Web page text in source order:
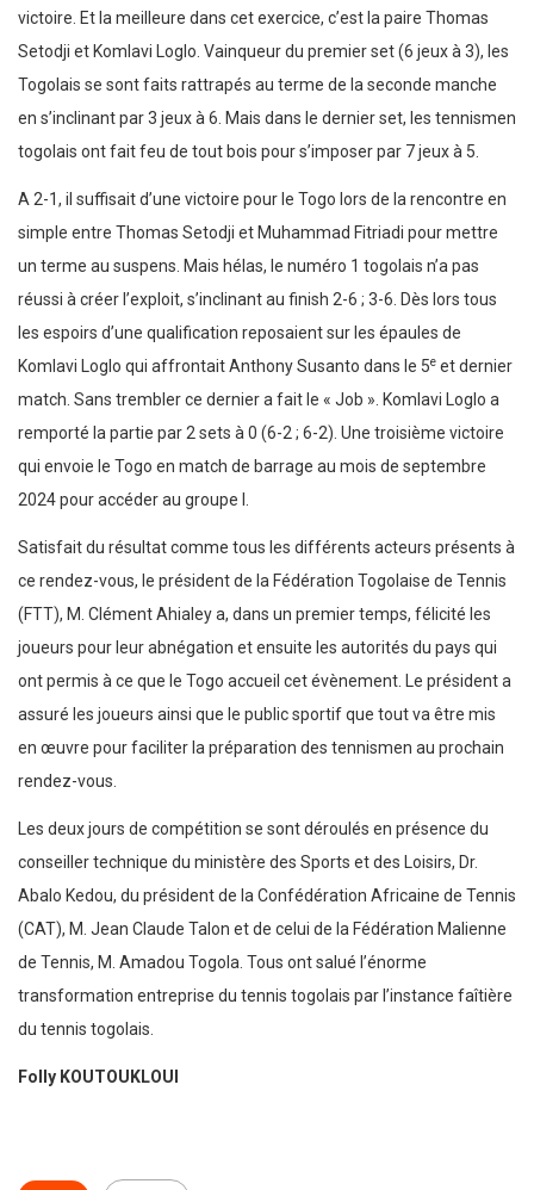
victoire. Et la meilleure dans cet exercice, c’est la paire Thomas
Setodji et Komlavi Loglo. Vainqueur du premier set (6 jeux à 3), les
Togolais se sont faits rattrapés au terme de la seconde manche
en s’inclinant par 3 jeux à 6. Mais dans le dernier set, les tennismen
togolais ont fait feu de tout bois pour s’imposer par 7 jeux à 5.
A 2-1, il suffisait d’une victoire pour le Togo lors de la rencontre en
simple entre Thomas Setodji et Muhammad Fitriadi pour mettre
un terme au suspens. Mais hélas, le numéro 1 togolais n’a pas
réussi à créer l’exploit, s’inclinant au finish 2-6 ; 3-6. Dès lors tous
les espoirs d’une qualification reposaient sur les épaules de
Komlavi Loglo qui affrontait Anthony Susanto dans le 5e et dernier
match. Sans trembler ce dernier a fait le « Job ». Komlavi Loglo a
remporté la partie par 2 sets à 0 (6-2 ; 6-2). Une troisième victoire
qui envoie le Togo en match de barrage au mois de septembre
2024 pour accéder au groupe I.
Satisfait du résultat comme tous les différents acteurs présents à
ce rendez-vous, le président de la Fédération Togolaise de Tennis
(FTT), M. Clément Ahialey a, dans un premier temps, félicité les
joueurs pour leur abnégation et ensuite les autorités du pays qui
ont permis à ce que le Togo accueil cet évènement. Le président a
assuré les joueurs ainsi que le public sportif que tout va être mis
en œuvre pour faciliter la préparation des tennismen au prochain
rendez-vous.
Les deux jours de compétition se sont déroulés en présence du
conseiller technique du ministère des Sports et des Loisirs, Dr.
Abalo Kedou, du président de la Confédération Africaine de Tennis
(CAT), M. Jean Claude Talon et de celui de la Fédération Malienne
de Tennis, M. Amadou Togola. Tous ont salué l’énorme
transformation entreprise du tennis togolais par l’instance faîtière
du tennis togolais.
Folly KOUTOUKLOUI